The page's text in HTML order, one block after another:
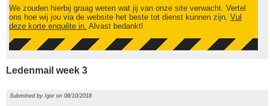
We zouden hierbij graag weten wat jij van onze site verwacht. Vertel
ons hoe wij jou via de website het beste tot dienst kunnen zijn. Vul
deze korte enquête in. Alvast bedankt!
Ledenmail week 3
Submitted by Igoron 08/10/2018